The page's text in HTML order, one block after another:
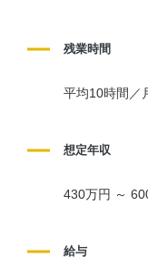
残業時間
平均10時間／
想定年収
430万円 ～
給与